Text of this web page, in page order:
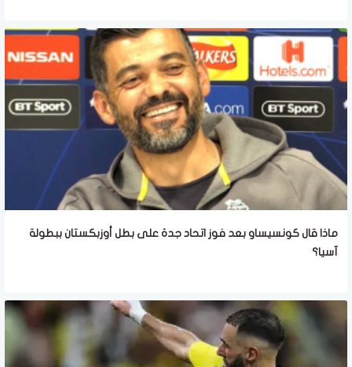
ماذا قال كونسيساو بعد فوز اتحاد جدة على بطل أوزبكستان ببطولة
آسيا؟